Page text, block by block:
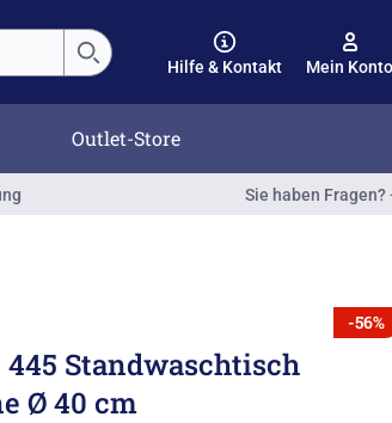
Hilfe & Kontakt Mein Konto
Outlet-Store
Sie haben Fragen?
Standwaschtisch
Ø 40 cm
-56%